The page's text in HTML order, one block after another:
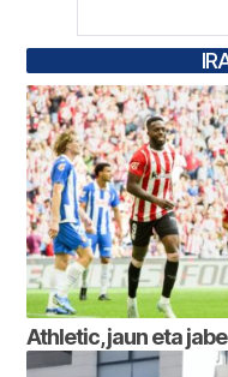
Athletic, jaun eta